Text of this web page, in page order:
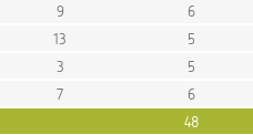
9
6
13
5
3
5
7
6
48